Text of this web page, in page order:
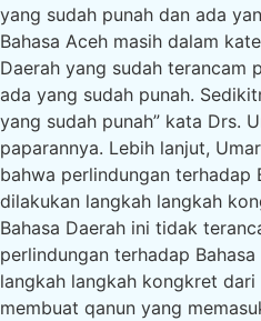
yang sudah punah dan ada
Bahasa Aceh masih dalam
Daerah yang sudah terancam
ada yang sudah punah.
yang sudah punah” kata Drs.
paparannya. Lebih lanjut,
bahwa perlindungan terhadap
dilakukan langkah langkah
Bahasa Daerah ini tidak
perlindungan terhadap
langkah langkah kongkret
membuat qanun yang